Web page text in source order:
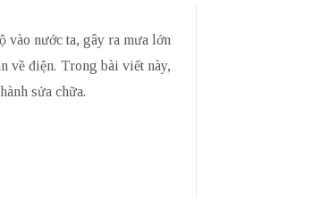
vào nước ta, gây ra mưa lớn
về điện. Trong bài viết này,
sửa chữa.